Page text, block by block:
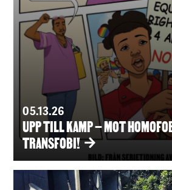
05.13.26
UPP TILL KAMP – MOT
TRANSFOBI!